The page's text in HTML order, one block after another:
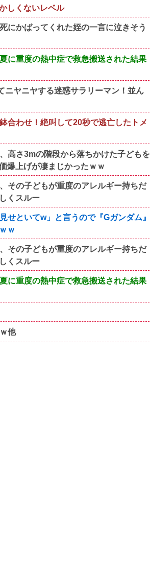
しくないレベル
にかばってくれた姪の一言に泣きそう
に重度の熱中症で救急搬送された結果
ニヤニヤする迷惑サラリーマン！並ん
合わせ！絶叫して20秒で逃亡したトメ
高さ3mの階段から落ちかけた子どもを
爆上げが凄まじかったｗｗ
その子どもが重度のアレルギー持ちだ
くスルー
せといてw」と言うので『Gガンダム』
ｗ
その子どもが重度のアレルギー持ちだ
くスルー
に重度の熱中症で救急搬送された結果
他